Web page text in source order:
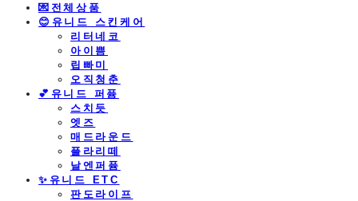
💌전체상품
😊유니드 스킨케어
리터네코
아이쁨
립빠미
오직청춘
💕유니드 퍼퓸
스치듯
엣즈
매드라운드
플라리떼
날엔퍼퓸
​✨유니드 ETC
판도라이프